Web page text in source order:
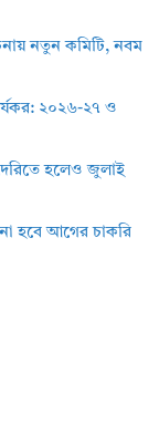
নতুন কমিটি, নবম
২০২৬-২৭ ও
হলেও জুলাই
হবে আগের চাকরি